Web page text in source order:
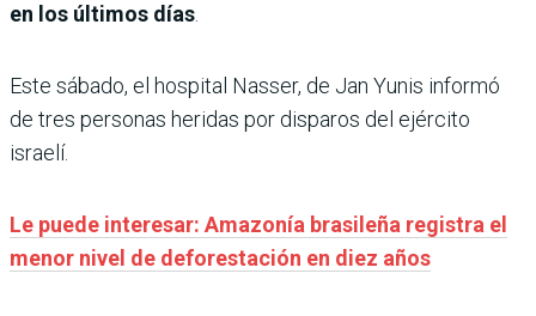
en los últimos días
Este sábado, el hospital Nasser, de Jan Yunis informó
de tres personas heridas por disparos del ejército
israelí.
Le puede interesar: Amazonía brasileña registra el
menor nivel de deforestación en diez años